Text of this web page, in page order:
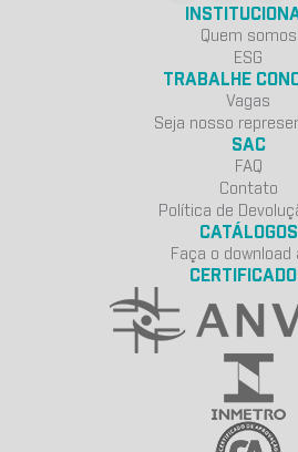
Quem somos
ESG
TRABALHE
Vagas
Seja nosso
SAC
FAQ
Contato
Política de
CATÁLOGOS
Faça o download